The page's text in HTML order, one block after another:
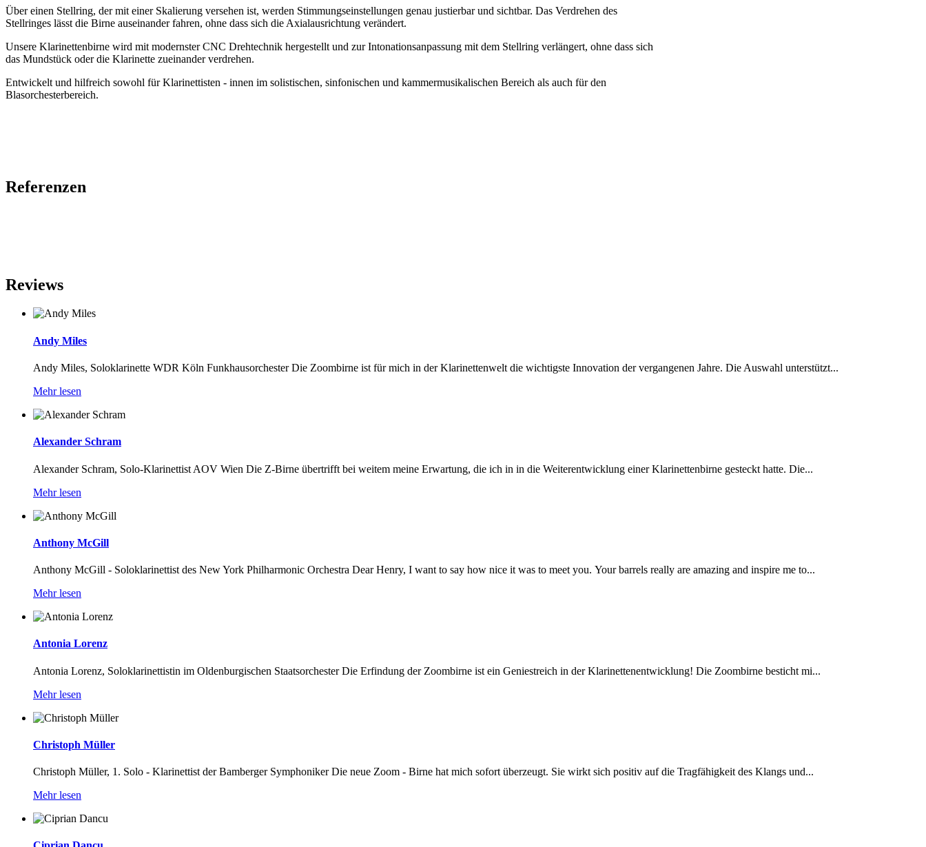
Über einen Stellring, der mit einer Skalierung versehen ist, werden Stimmungseinstellungen genau justierbar und sichtbar. Das Verdrehen des
Stellringes lässt die Birne auseinander fahren, ohne dass sich die Axialausrichtung verändert.
Unsere Klarinettenbirne wird mit modernster CNC Drehtechnik hergestellt und zur Intonationsanpassung mit dem Stellring verlängert, ohne dass sich
das Mundstück oder die Klarinette zueinander verdrehen.
Entwickelt und hilfreich sowohl für Klarinettisten - innen im solistischen, sinfonischen und kammermusikalischen Bereich als auch für den
Blasorchesterbereich.
Referenzen
Reviews
Andy Miles
Andy Miles, Soloklarinette WDR Köln Funkhausorchester Die Zoombirne ist für mich in der Klarinettenwelt die wichtigste Innovation der vergangenen Jahre. Die Auswahl unterstützt...
Mehr lesen
Alexander Schram
Alexander Schram, Solo-Klarinettist AOV Wien Die Z-Birne übertrifft bei weitem meine Erwartung, die ich in in die Weiterentwicklung einer Klarinettenbirne gesteckt hatte. Die...
Mehr lesen
Anthony McGill
Anthony McGill - Soloklarinettist des New York Philharmonic Orchestra Dear Henry, I want to say how nice it was to meet you. Your barrels really are amazing and inspire me to...
Mehr lesen
Antonia Lorenz
Antonia Lorenz, Soloklarinettistin im Oldenburgischen Staatsorchester Die Erfindung der Zoombirne ist ein Geniestreich in der Klarinettenentwicklung! Die Zoombirne besticht mi...
Mehr lesen
Christoph Müller
Christoph Müller, 1. Solo - Klarinettist der Bamberger Symphoniker Die neue Zoom - Birne hat mich sofort überzeugt. Sie wirkt sich positiv auf die Tragfähigkeit des Klangs und...
Mehr lesen